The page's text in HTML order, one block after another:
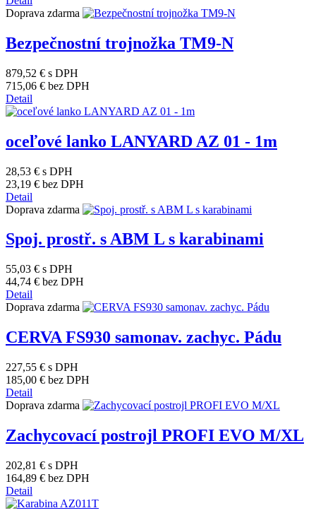
Doprava zdarma
Bezpečnostní trojnožka TM9-N
879,52 € s DPH
715,06 € bez DPH
Detail
oceľové lanko LANYARD AZ 01 - 1m
28,53 € s DPH
23,19 € bez DPH
Detail
Doprava zdarma
Spoj. prostř. s ABM L s karabinami
55,03 € s DPH
44,74 € bez DPH
Detail
Doprava zdarma
CERVA FS930 samonav. zachyc. Pádu
227,55 € s DPH
185,00 € bez DPH
Detail
Doprava zdarma
Zachycovací postrojl PROFI EVO M/XL
202,81 € s DPH
164,89 € bez DPH
Detail